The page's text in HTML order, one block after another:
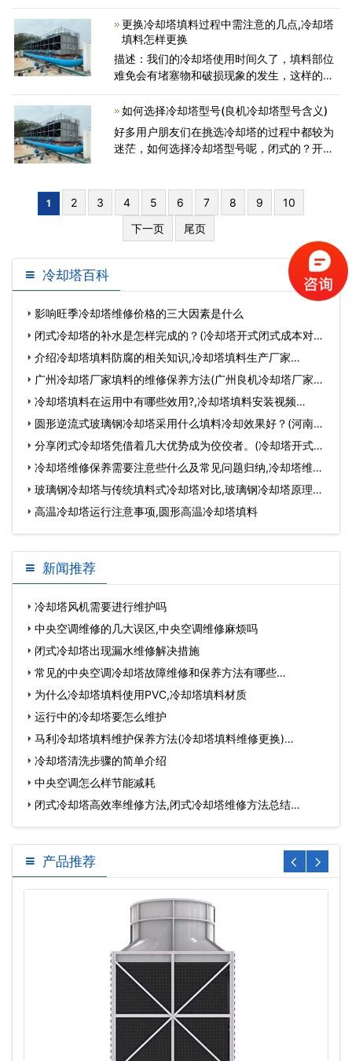
洗方法广东冷却塔厂家整理了以下两种，可以
作为参考。 清洗
更换冷却塔填料过程中需注意的几点,冷却塔
填料怎样更换
描述：我们的冷却塔使用时间久了，填料部位
难免会有堵塞物和破损现象的发生，这样的话
就会降低冷却塔冷却效果，所以就有了更换填
料这一说，在更换填料过程中我们要严格按照
详细步骤来操作以确保
如何选择冷却塔型号(良机冷却塔型号含义)
好多用户朋友们在挑选冷却塔的过程中都较为
迷茫，如何选择冷却塔型号呢，闭式的？开式
的，下面是广东康明节能空调设备有
1 2 3 4 5 6 7 8 9
10
下一页
尾页
冷却塔百科
影响旺季冷却塔维修价格的三大因素是什么
闭式冷却塔的补水是怎样完成的？(冷却塔开式闭式成本对比)
… 介绍冷却塔填料防腐的相关知识,冷却塔填料生产厂家…
广州冷却塔厂家填料的维修保养方法(广州良机冷却塔厂家电
话)…
冷却塔填料在运用中有哪些效用?,冷却塔填料安装视频…
圆形逆流式玻璃钢冷却塔采用什么填料冷却效果好？(河南方
形逆流式玻璃钢…
分享闭式冷却塔凭借着几大优势成为佼佼者。(冷却塔开式闭
式成本对比)…
冷却塔维修保养需要注意些什么及常见问题归纳,冷却塔维修
保养方案…
玻璃钢冷却塔与传统填料式冷却塔对比,玻璃钢冷却塔原理…
高温冷却塔运行注意事项,圆形高温冷却塔填料
新闻推荐
冷却塔风机需要进行维护吗
中央空调维修的几大误区,中央空调维修麻烦吗
闭式冷却塔出现漏水维修解决措施
常见的中央空调冷却塔故障维修和保养方法有哪些…
为什么冷却塔填料使用PVC,冷却塔填料材质
运行中的冷却塔要怎么维护
马利冷却塔填料维护保养方法(冷却塔填料维修更换)…
冷却塔清洗步骤的简单介绍
中央空调怎么样节能减耗
闭式冷却塔高效率维修方法,闭式冷却塔维修方法总结…
产品推荐